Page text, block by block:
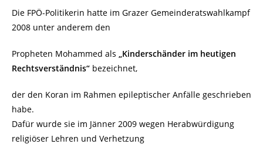
Die FPÖ-Politikerin hatte im Grazer Gemeinderatswahlkampf
2008 unter anderem den
Propheten Mohammed als „Kinderschänder im heutigen
Rechtsverständnis“ bezeichnet,
der den Koran im Rahmen epileptischer Anfälle geschrieben
habe.
Dafür wurde sie im Jänner 2009 wegen Herabwürdigung
religiöser Lehren und Verhetzung